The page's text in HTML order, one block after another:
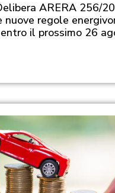
ARERA 256/
nuove regole
il prossimo 26